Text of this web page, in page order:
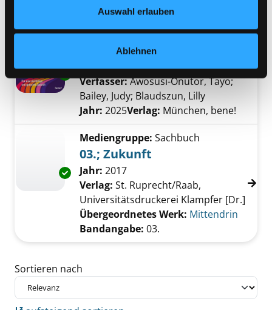
Auswahl erlauben
Ablehnen
Exemplar-Details von Gemeinsam anders
Mediengruppe:Sachbuch
Gemeinsam anders
für eine vielfältige und gerechte
Zukunft
Verfasser:Awosusi-Onutor, Tayo;
Bailey, Judy; Blaudszun, Lilly
Jahr: 2025Verlag: München, bene!
Exemplar-Details von 03.; Zukunft anzeigen
Mediengruppe: Sachbuch
03.; Zukunft
Suche nach diesem Verfasser
Jahr: 2017
Verlag: St. Ruprecht/Raab,
Universitätsdruckerei Klampfer [Dr.]
Übergeordnetes Werk: Mittendrin
Bandangabe: 03.
Zu den Suchfiltern springen
Sortieren nach